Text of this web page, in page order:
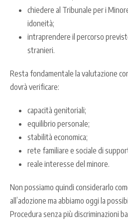
chiedere al Tribunale per i
idoneità;
intraprendere il percorso
stranieri.
Resta fondamentale la valutazione
dovrà verificare:
capacità genitoriali;
equilibrio personale;
stabilità economica;
rete familiare e sociale di
reale interesse del minore.
Non possiamo quindi considerarlo
all’adozione ma abbiamo oggi la
Procedura senza più discriminazioni